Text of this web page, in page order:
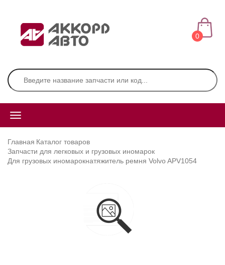
0
Главная Каталог товаров
Запчасти для легковых и грузовых иномарок
Для грузовых иномарокнатяжитель ремня Volvo APV1054